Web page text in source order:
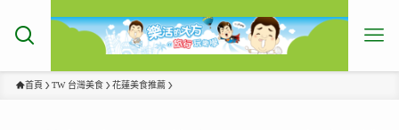
首頁 TW 台灣美食 花蓮美食推薦